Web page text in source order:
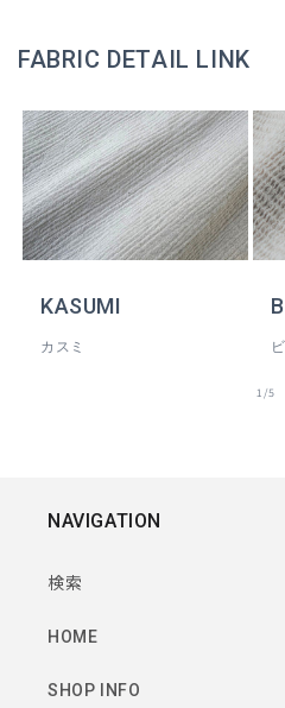
格
FABRIC DETAIL LINK
KASUMI
カスミ
1/の
5
NAVIGATION
検索
HOME
SHOP INFO